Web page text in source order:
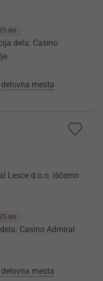
dni
dela: Casino
mesta
Lesce d.o.o. iščemo
dni
Casino Admiral
mesta